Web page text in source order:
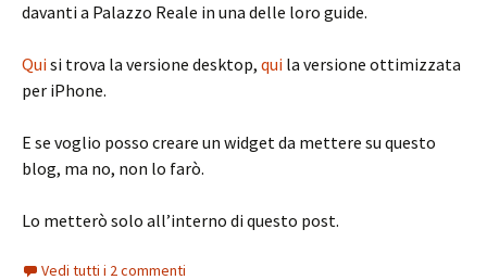
davanti a Palazzo Reale in una delle loro guide.
Quisi trova la versione desktop, qui la versione ottimizzata
per iPhone.
E se voglio posso creare un widget da mettere su questo
blog, ma no, non lo farò.
Lo metterò solo all’interno di questo post.
Vedi tutti i 2 commenti